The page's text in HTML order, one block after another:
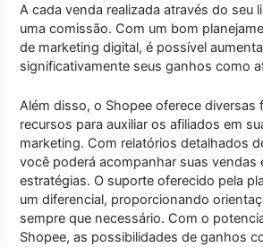
A cada venda realizada através do seu
uma comissão. Com um bom
de marketing digital, é possível
significativamente seus ganhos como
Além disso, o Shopee oferece diversas
recursos para auxiliar os afiliados em
marketing. Com relatórios detalhados
você poderá acompanhar suas vendas
estratégias. O suporte oferecido pela
um diferencial, proporcionando
sempre que necessário. Com o
Shopee, as possibilidades de ganhos